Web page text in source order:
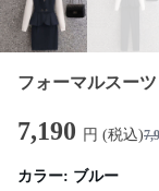
フォーマルスー
7,190 円 (税込)
カラー: ブルー